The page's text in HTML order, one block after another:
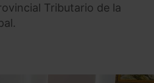
Tributario de la